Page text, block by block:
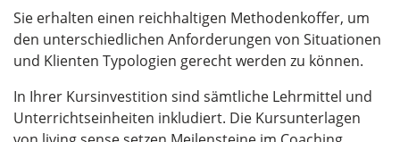
Sie erhalten einen reichhaltigen Methodenkoffer, um
den unterschiedlichen Anforderungen von Situationen
und Klienten Typologien gerecht werden zu können.
In Ihrer Kursinvestition sind sämtliche Lehrmittel und
Unterrichtseinheiten inkludiert. Die Kursunterlagen